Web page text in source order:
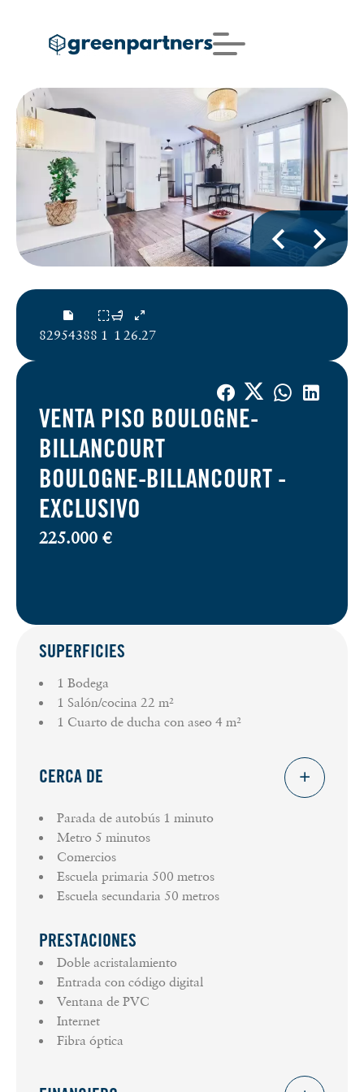
82954388 1 1 26.27
VENTA PISO BOULOGNE-
BILLANCOURT
BOULOGNE-BILLANCOURT -
EXCLUSIVO
225.000 €
SUPERFICIES
1 Bodega
1 Salón/cocina 22 m²
1 Cuarto de ducha con aseo 4 m²
CERCA DE
Parada de autobús 1 minuto
Metro 5 minutos
Comercios
Escuela primaria 500 metros
Escuela secundaria 50 metros
PRESTACIONES
Doble acristalamiento
Entrada con código digital
Ventana de PVC
Internet
Fibra óptica